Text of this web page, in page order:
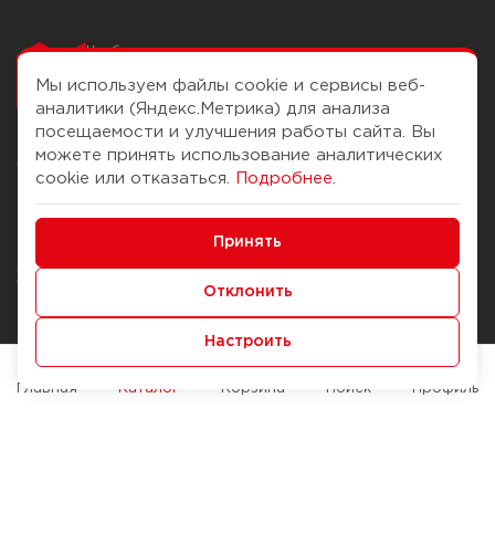
Чтобы вам легко
О компании
История Компании
Журнал
Наши марки
Брендирование
Помощь
Доставка и оплата
Способы оплаты
Служба контроля качества
Мы используем файлы cookie и сервисы веб-
аналитики (Яндекс.Метрика) для анализа
посещаемости и улучшения работы сайта. Вы
можете принять использование аналитических
cookie или отказаться.
Подробнее
Принять
Отклонить
Настроить
Главная Каталог Корзина Поиск Профиль